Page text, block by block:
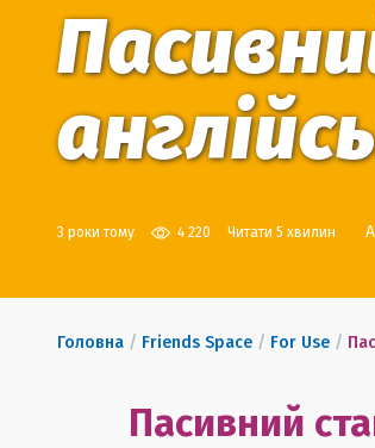
3 роки тому 4 220 Читати 5 хвилин
Головна / Friends Space / For Use /
Пасивний